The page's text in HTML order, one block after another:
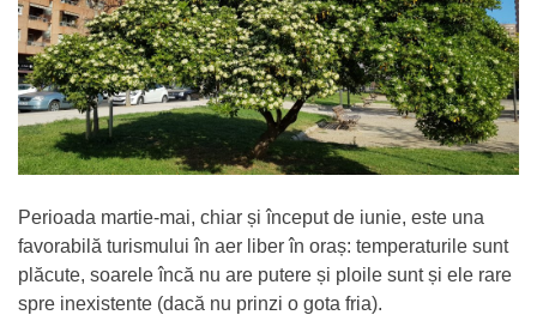
Perioada martie-mai, chiar și început de iunie, este una
favorabilă turismului în aer liber în oraș: temperaturile sunt
plăcute, soarele încă nu are putere și ploile sunt și ele rare
spre inexistente (dacă nu prinzi o gota fria).